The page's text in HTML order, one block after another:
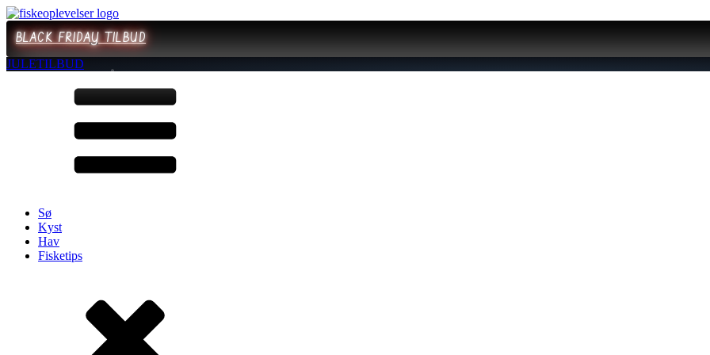
BLACK FRIDAY TILBUD
JULETILBUD
Sø
Kyst
Hav
Fisketips